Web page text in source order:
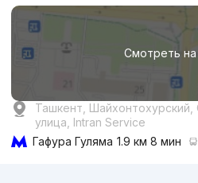
Смотреть на
Ташкент,
улица, Intran Service
Гафура Гуляма 1.9 км 8 мин